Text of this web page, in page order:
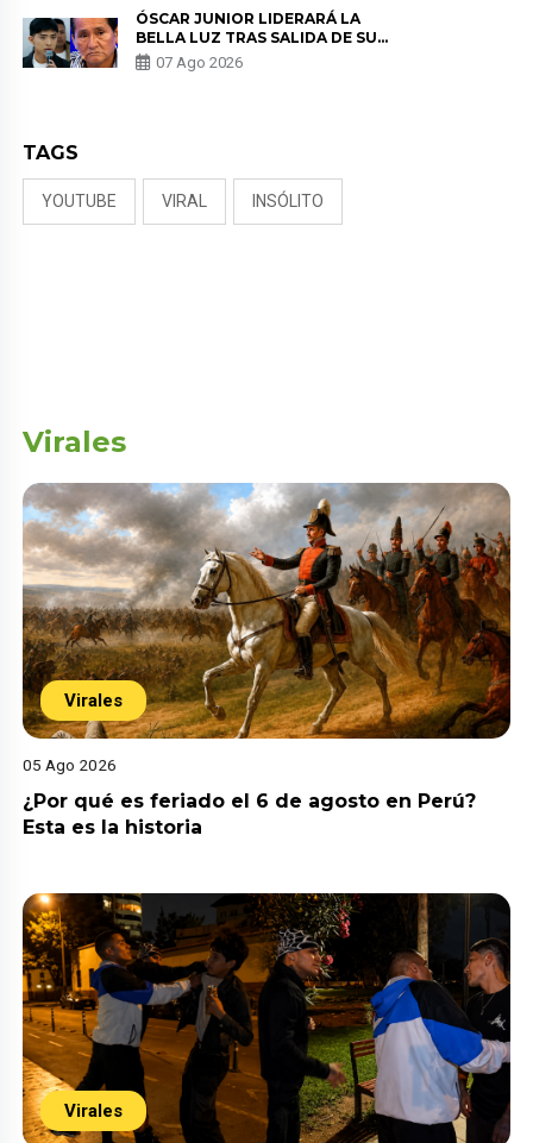
ÓSCAR JUNIOR LIDERARÁ LA
BELLA LUZ TRAS SALIDA DE SU
PADRE POR POLÉMICA CON
NALDY SALDAÑA
07 Ago 2026
TAGS
YOUTUBE VIRAL INSÓLITO
Virales
Virales
05 Ago 2026
¿Por qué es feriado el 6 de agosto en Perú?
Esta es la historia
Virales